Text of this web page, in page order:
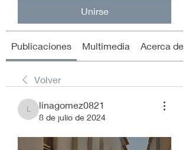
Unirse
Publicaciones Multimedia Acerca de
Volver
linagomez0821
linagomez0821
8 de julio de 2024